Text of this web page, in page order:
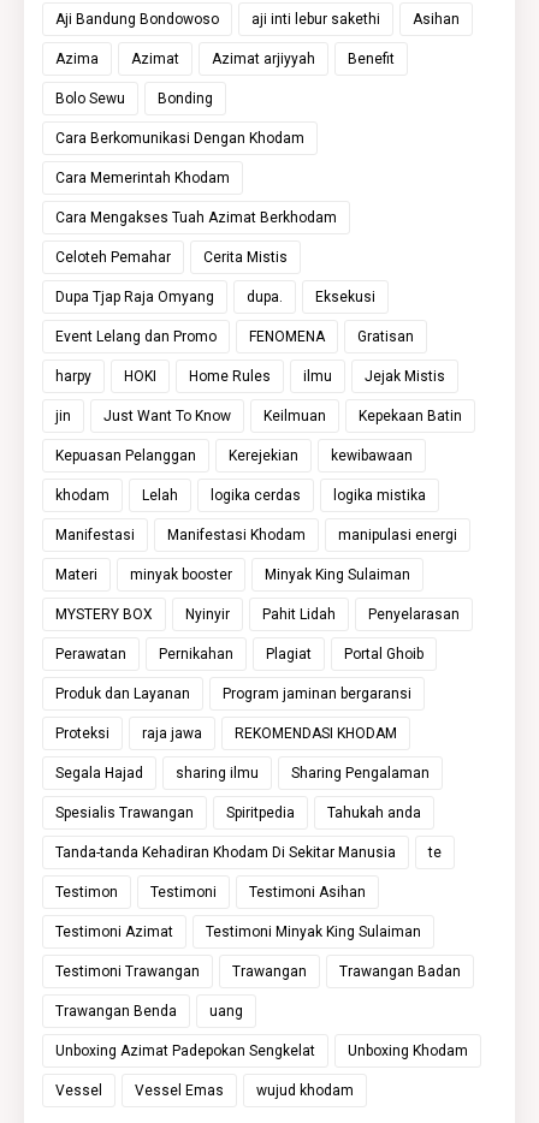
Aji Bandung Bondowoso aji inti lebur sakethi Asihan
Azima Azimat Azimat arjiyyah Benefit
Bolo Sewu Bonding
Cara Berkomunikasi Dengan Khodam
Cara Memerintah Khodam
Cara Mengakses Tuah Azimat Berkhodam
Celoteh Pemahar Cerita Mistis
Dupa Tjap Raja Omyang dupa. Eksekusi
Event Lelang dan Promo FENOMENA Gratisan
harpy HOKI Home Rules ilmu Jejak Mistis
jin Just Want To Know Keilmuan Kepekaan Batin
Kepuasan Pelanggan Kerejekian kewibawaan
khodam Lelah logika cerdas logika mistika
Manifestasi Manifestasi Khodam manipulasi energi
Materi minyak booster Minyak King Sulaiman
MYSTERY BOX Nyinyir Pahit Lidah Penyelarasan
Perawatan Pernikahan Plagiat Portal Ghoib
Produk dan Layanan Program jaminan bergaransi
Proteksi raja jawa REKOMENDASI KHODAM
Segala Hajad sharing ilmu Sharing Pengalaman
Spesialis Trawangan Spiritpedia Tahukah anda
Tanda-tanda Kehadiran Khodam Di Sekitar Manusia te
Testimon Testimoni Testimoni Asihan
Testimoni Azimat Testimoni Minyak King Sulaiman
Testimoni Trawangan Trawangan Trawangan Badan
Trawangan Benda uang
Unboxing Azimat Padepokan Sengkelat Unboxing Khodam
Vessel Vessel Emas wujud khodam